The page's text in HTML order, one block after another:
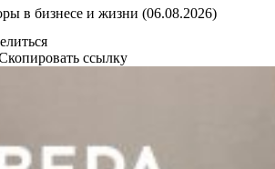
в бизнесе и жизни (06.08.2026)